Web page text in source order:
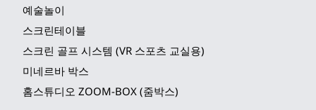
예술놀이
스크린테이블
스크린 골프 시스템 (VR 스포츠 교실용)
미네르바 박스
홈스튜디오 ZOOM-BOX (줌박스)